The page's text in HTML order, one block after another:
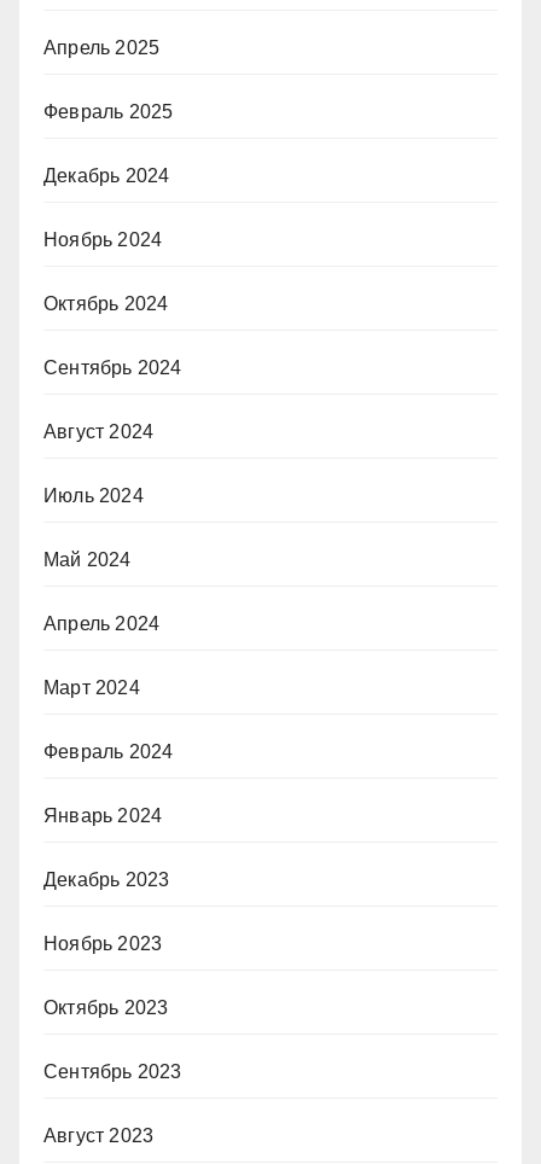
Апрель 2025
Февраль 2025
Декабрь 2024
Ноябрь 2024
Октябрь 2024
Сентябрь 2024
Август 2024
Июль 2024
Май 2024
Апрель 2024
Март 2024
Февраль 2024
Январь 2024
Декабрь 2023
Ноябрь 2023
Октябрь 2023
Сентябрь 2023
Август 2023